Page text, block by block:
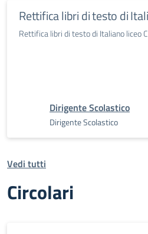
Rettifica libri di testo di
Rettifica libri di testo di Italiano liceo
Dirigente Scolastico
Dirigente Scolastico
Vedi tutti
Circolari